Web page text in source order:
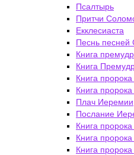
Псалтырь
Притчи
Екклесиаста
Песнь песней
Книга
Книга
Книга
Книга
Плач Иеремии
Послание
Книга
Книга
Книга